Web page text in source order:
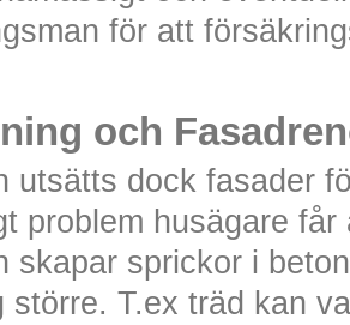
för att
och
utsätts dock fasader
problem husägare
skapar sprickor i
större. T.ex träd kan